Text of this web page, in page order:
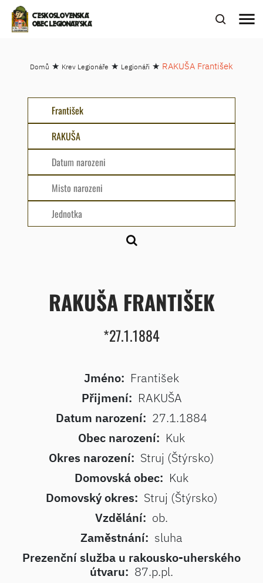
ČESKOSLOVENSKÁ
OBEC LEGIONÁŘSKÁ
menu
Domů ★ Krev Legionáře ★ Legionáři ★ RAKUŠA František
RAKUŠA FRANTIŠEK
*27.1.1884
Jméno: František
Přijmení: RAKUŠA
Datum narození: 27.1.1884
Obec narození: Kuk
Okres narození: Struj (Štýrsko)
Domovská obec: Kuk
Domovský okres: Struj (Štýrsko)
Vzdělání: ob.
Zaměstnání: sluha
Prezenční služba u rakousko-uherského
útvaru: 87.p.pl.